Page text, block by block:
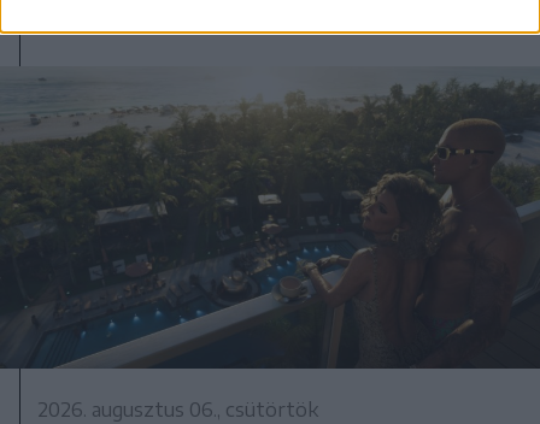
2026. augusztus 06., csütörtök